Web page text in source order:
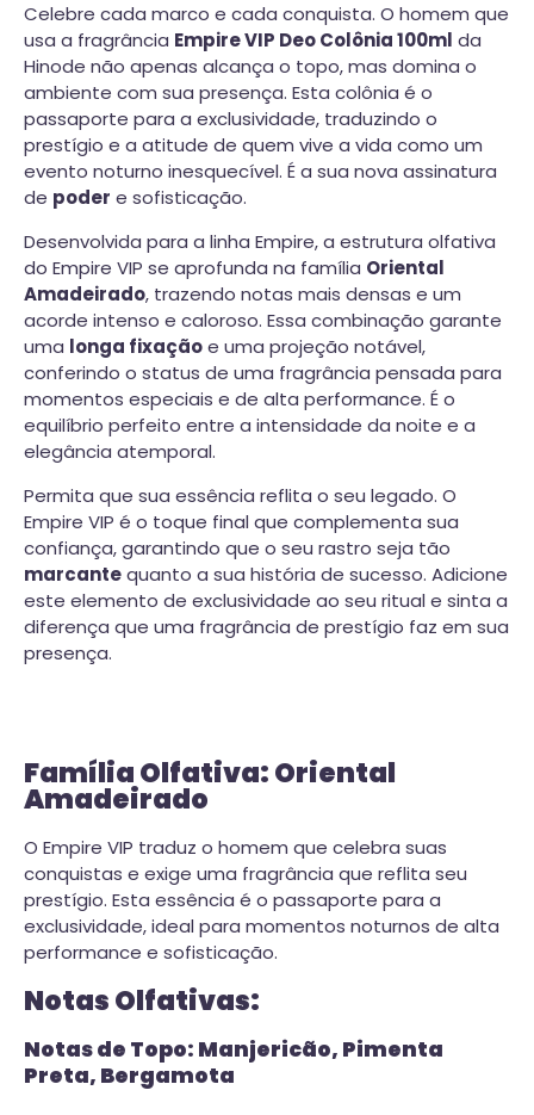
Celebre cada marco e cada conquista. O homem que
usa a fragrância Empire VIP Deo Colônia 100ml da
Hinode não apenas alcança o topo, mas domina o
ambiente com sua presença. Esta colônia é o
passaporte para a exclusividade, traduzindo o
prestígio e a atitude de quem vive a vida como um
evento noturno inesquecível. É a sua nova assinatura
de poder e sofisticação.
Desenvolvida para a linha Empire, a estrutura olfativa
do Empire VIP se aprofunda na família Oriental
Amadeirado, trazendo notas mais densas e um
acorde intenso e caloroso. Essa combinação garante
uma longa fixaçãoe uma projeção notável,
conferindo o status de uma fragrância pensada para
momentos especiais e de alta performance. É o
equilíbrio perfeito entre a intensidade da noite e a
elegância atemporal.
Permita que sua essência reflita o seu legado. O
Empire VIP é o toque final que complementa sua
confiança, garantindo que o seu rastro seja tão
marcantequanto a sua história de sucesso. Adicione
este elemento de exclusividade ao seu ritual e sinta a
diferença que uma fragrância de prestígio faz em sua
presença.
Família Olfativa: Oriental
Amadeirado
O Empire VIP traduz o homem que celebra suas
conquistas e exige uma fragrância que reflita seu
prestígio. Esta essência é o passaporte para a
exclusividade, ideal para momentos noturnos de alta
performance e sofisticação.
Notas Olfativas:
Notas de Topo: Manjericão, Pimenta
Preta, Bergamota